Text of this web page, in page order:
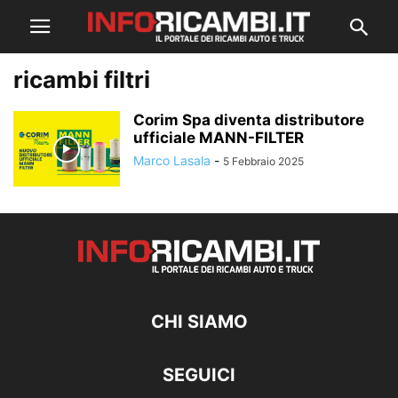
ricambi filtri
Corim Spa diventa distributore
ufficiale MANN-FILTER
Marco Lasala - 5 Febbraio 2025
CHI SIAMO
SEGUICI